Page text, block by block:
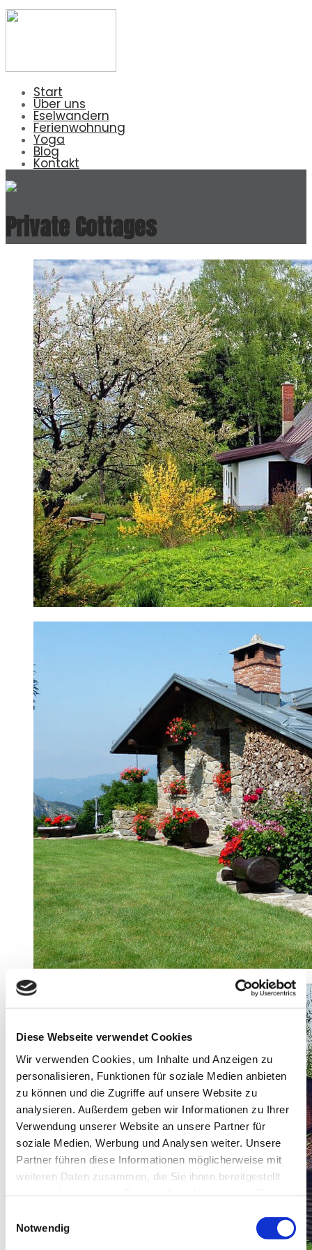
Diese Webseite verwendet Cookies
Wir verwenden Cookies, um Inhalte und Anzeigen zu
personalisieren, Funktionen für soziale Medien anbieten
zu können und die Zugriffe auf unsere Website zu
analysieren. Außerdem geben wir Informationen zu Ihrer
Verwendung unserer Website an unsere Partner für
soziale Medien, Werbung und Analysen weiter. Unsere
Partner führen diese Informationen möglicherweise mit
weiteren Daten zusammen, die Sie ihnen bereitgestellt
Notwendig
Start
Über uns
Eselwandern
Ferienwohnung
Yoga
Blog
Kontakt
Private Cottages